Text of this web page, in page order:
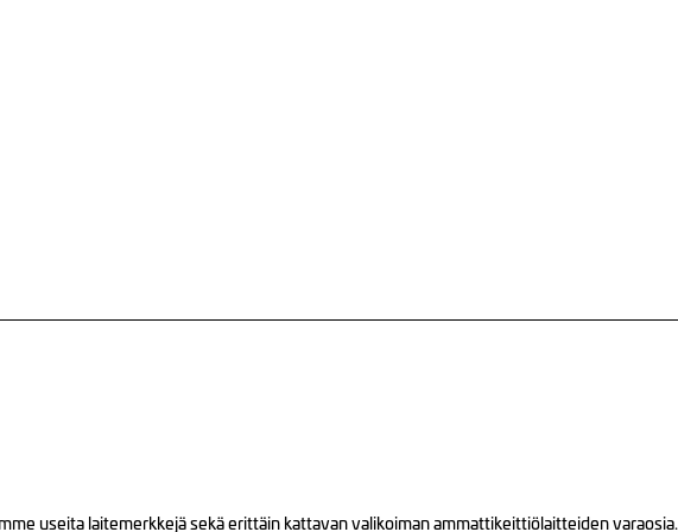
useita laitemerkkejä sekä erittäin kattavan valikoiman ammattikeittiölaitteiden varaosia.